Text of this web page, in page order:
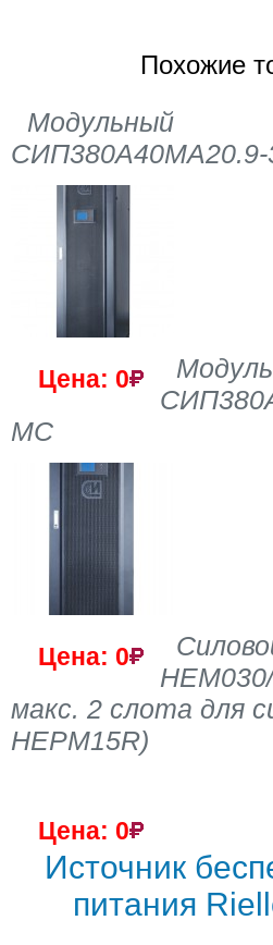
Похожие
СИП380А40МА20.9-
Цена: 0
МС
Цена: 0
макс. 2 слота для
HEPM15R)
Цена: 0
Источник
питания